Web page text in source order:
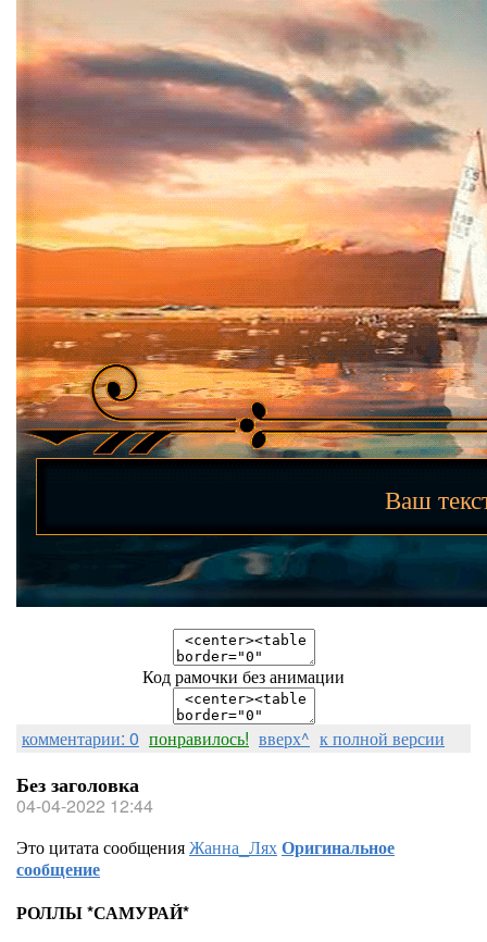
Ваш
Код рамочки без анимации
комментарии: 0 понравилось! вверх^ к полной версии
Без заголовка
04-04-2022 12:44
Это цитата сообщенияЖанна_ЛяхОригинальное
сообщение
РОЛЛЫ *САМУРАЙ*